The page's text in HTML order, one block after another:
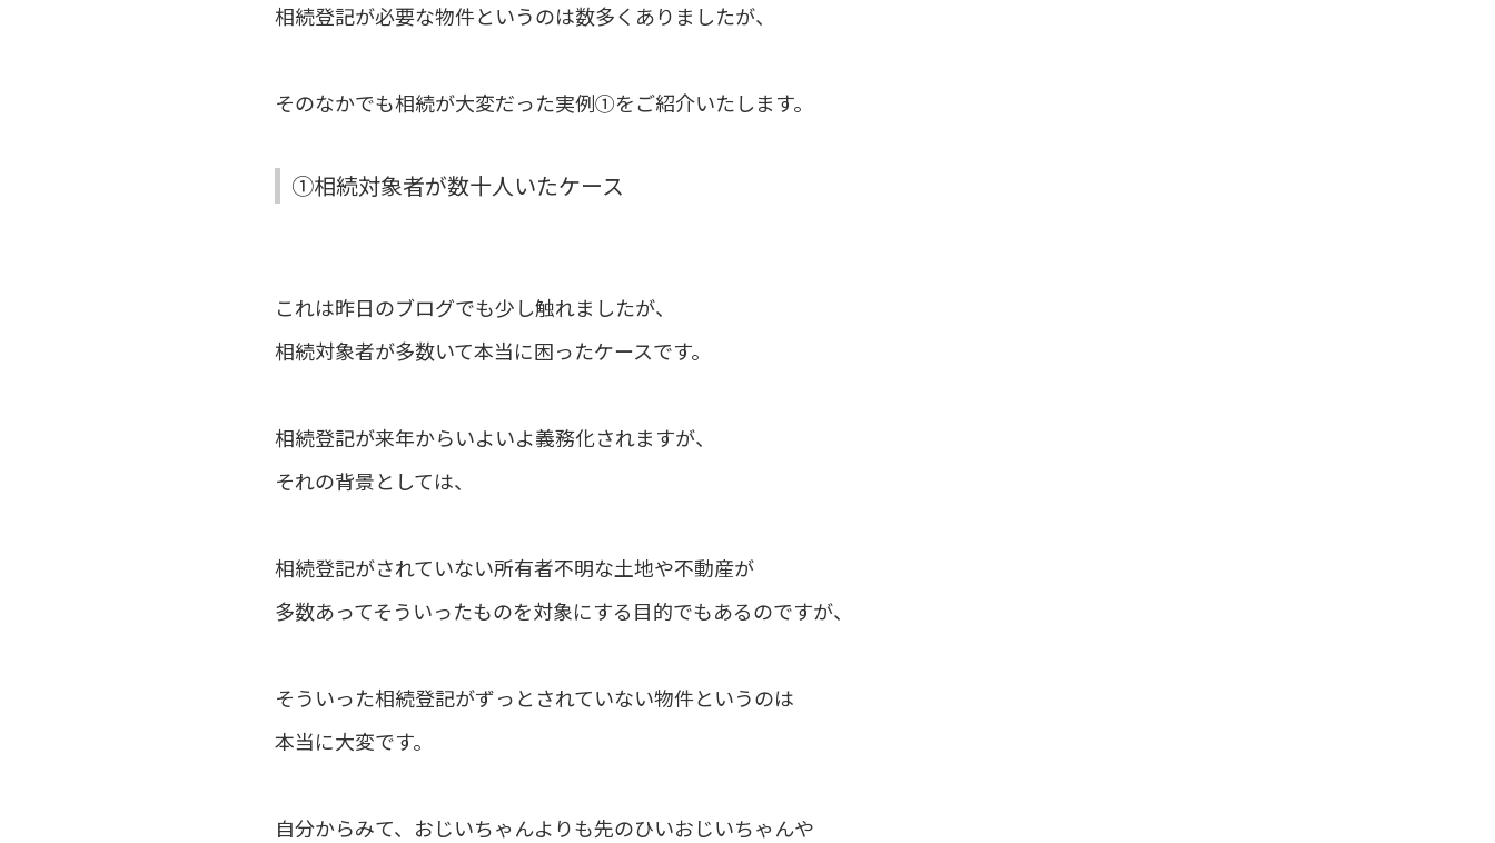
相続登記が必要な物件というのは数多くありましたが、
そのなかでも相続が大変だった実例①をご紹介いたします。
①相続対象者が数十人いたケース
これは昨日のブログでも少し触れましたが、
相続対象者が多数いて本当に困ったケースです。
相続登記が来年からいよいよ義務化されますが、
それの背景としては、
相続登記がされていない所有者不明な土地や不動産が
多数あってそういったものを対象にする目的でもあるのですが、
そういった相続登記がずっとされていない物件というのは
本当に大変です。
自分からみて、おじいちゃんよりも先のひいおじいちゃんや